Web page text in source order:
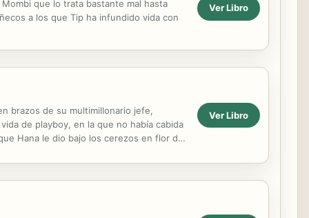
que lo trata bastante mal hasta
a los que Tip ha infundido vida con
Ver Libro
brazos de su multimillonario jefe,
de playboy, en la que no había cabida
Hana le dio bajo los cerezos en flor de
Ver Libro